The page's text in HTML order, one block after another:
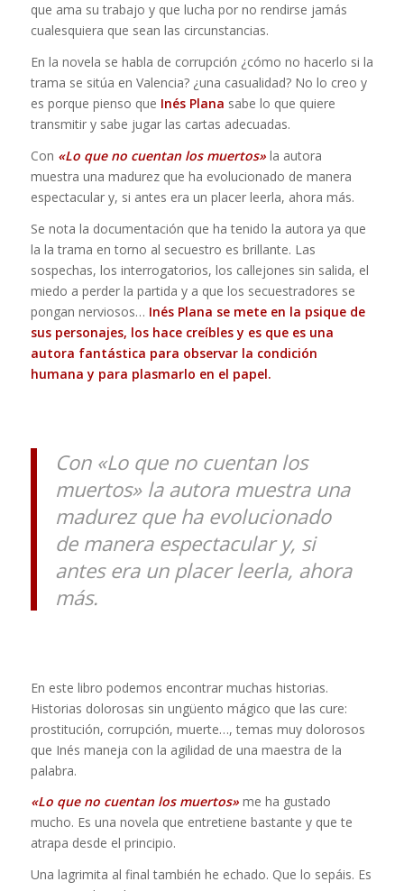
que ama su trabajo y que lucha por no rendirse jamás
cualesquiera que sean las circunstancias.
En la novela se habla de corrupción ¿cómo no hacerlo si la
trama se sitúa en Valencia? ¿una casualidad? No lo creo y
es porque pienso que Inés Plana sabe lo que quiere
transmitir y sabe jugar las cartas adecuadas.
Con «Lo que no cuentan los muertos»la autora
muestra una madurez que ha evolucionado de manera
espectacular y, si antes era un placer leerla, ahora más.
Se nota la documentación que ha tenido la autora ya que
la la trama en torno al secuestro es brillante. Las
sospechas, los interrogatorios, los callejones sin salida, el
miedo a perder la partida y a que los secuestradores se
pongan nerviosos… Inés Plana se mete en la psique de
sus personajes, los hace creíbles y es que es una
autora fantástica para observar la condición
humana y para plasmarlo en el papel.
Con «Lo que no cuentan los
muertos» la autora muestra una
madurez que ha evolucionado
de manera espectacular y, si
antes era un placer leerla, ahora
más.
En este libro podemos encontrar muchas historias.
Historias dolorosas sin ungüento mágico que las cure:
prostitución, corrupción, muerte…, temas muy dolorosos
que Inés maneja con la agilidad de una maestra de la
palabra.
«Lo que no cuentan los muertos»me ha gustado
mucho. Es una novela que entretiene bastante y que te
atrapa desde el principio.
Una lagrimita al final también he echado. Que lo sepáis. Es